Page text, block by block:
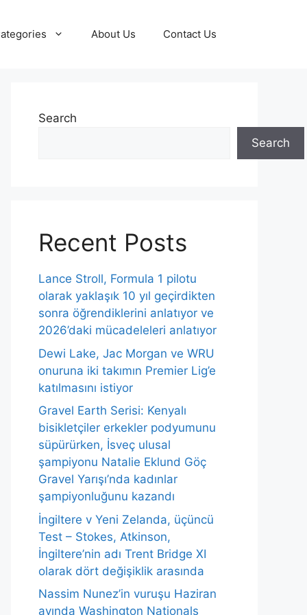
About Us Contact Us
Search
Search
Recent Posts
Lance Stroll, Formula 1 pilotu
olarak yaklaşık 10 yıl geçirdikten
sonra öğrendiklerini anlatıyor ve
2026’daki mücadeleleri anlatıyor
Dewi Lake, Jac Morgan ve WRU
onuruna iki takımın Premier Lig’e
katılmasını istiyor
Gravel Earth Serisi: Kenyalı
bisikletçiler erkekler podyumunu
süpürürken, İsveç ulusal
şampiyonu Natalie Eklund Göç
Gravel Yarışı’nda kadınlar
şampiyonluğunu kazandı
İngiltere v Yeni Zelanda, üçüncü
Test – Stokes, Atkinson,
İngiltere’nin adı Trent Bridge XI
olarak dört değişiklik arasında
Nassim Nunez’in vuruşu Haziran
ayında Washington Nationals